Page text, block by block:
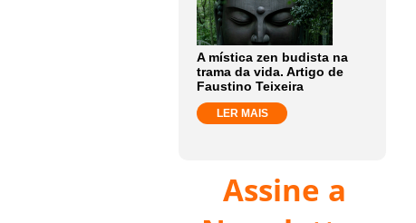
A mística zen budista na
trama da vida. Artigo de
Faustino Teixeira
LER MAIS
Assine a